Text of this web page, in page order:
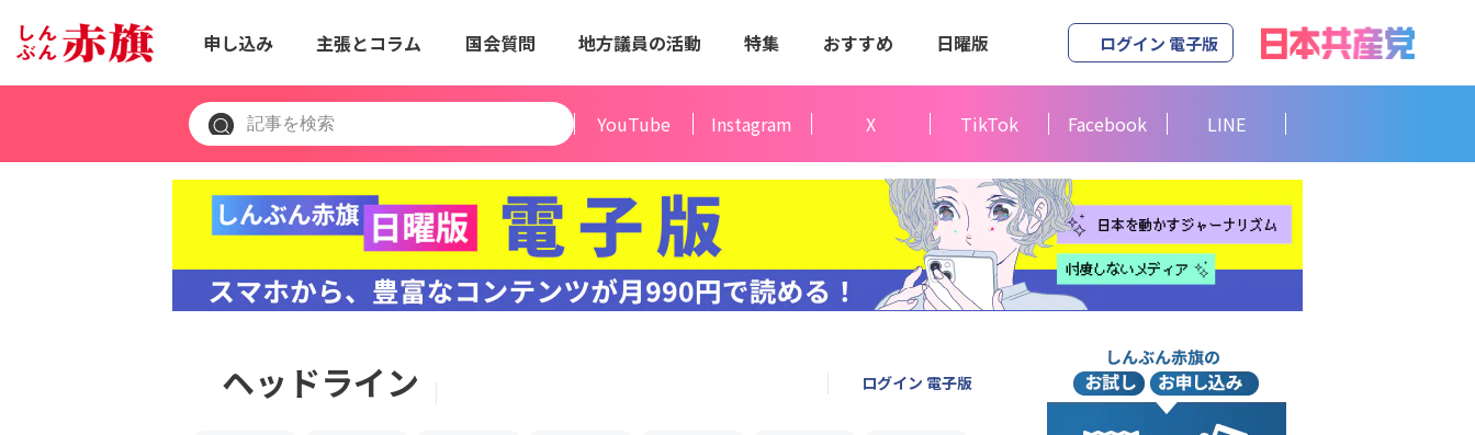
申し込み 主張とコラム 国会質問 地方議員の活動 特集 おすすめ 日曜版 ログイン 電子版
YouTube Instagram X TikTok Facebook LINE
ヘッドライン ログイン 電子版